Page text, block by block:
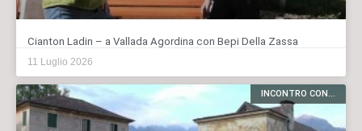
Cianton Ladin – a Vallada Agordina con Bepi Della Zassa
11 Luglio 2026
INCONTRO CON...